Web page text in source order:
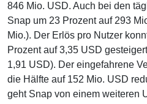
846 Mio. USD. Auch bei den
Snap um 23 Prozent auf 293
Mio.). Der Erlös pro Nutzer
Prozent auf 3,35 USD
1,91 USD). Der eingefahrene
die Hälfte auf 152 Mio. USD
geht Snap von einem weiteren